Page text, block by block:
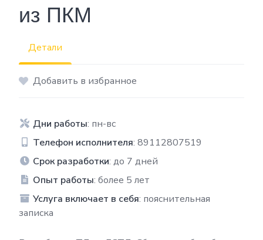
из ПКМ
Детали
Добавить в избранное
Дни работы: пн-вс
Телефон исполнителя: 89112807519
Срок разработки: до 7 дней
Опыт работы: более 5 лет
Услуга включает в себя: пояснительная
записка